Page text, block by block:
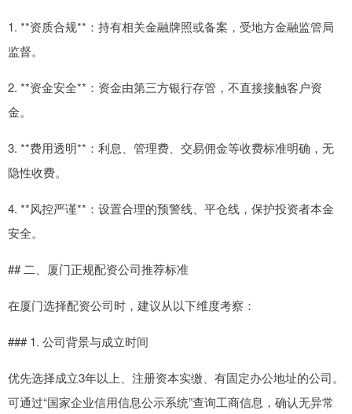
1. **资质合规**：持有相关金融牌照或备案，受地方金融监管局
监督。
2. **资金安全**：资金由第三方银行存管，不直接接触客户资
金。
3. **费用透明**：利息、管理费、交易佣金等收费标准明确，无
隐性收费。
4. **风控严谨**：设置合理的预警线、平仓线，保护投资者本金
安全。
## 二、厦门正规配资公司推荐标准
在厦门选择配资公司时，建议从以下维度考察：
### 1. 公司背景与成立时间
优先选择成立3年以上、注册资本实缴、有固定办公地址的公司。
可通过“国家企业信用信息公示系统”查询工商信息，确认无异常